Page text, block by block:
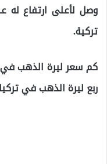
تركية.
كم سعر ليرة الذهب
ربع ليرة الذهب في